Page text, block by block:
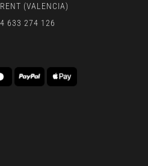
(VALENCIA)
633 274 126